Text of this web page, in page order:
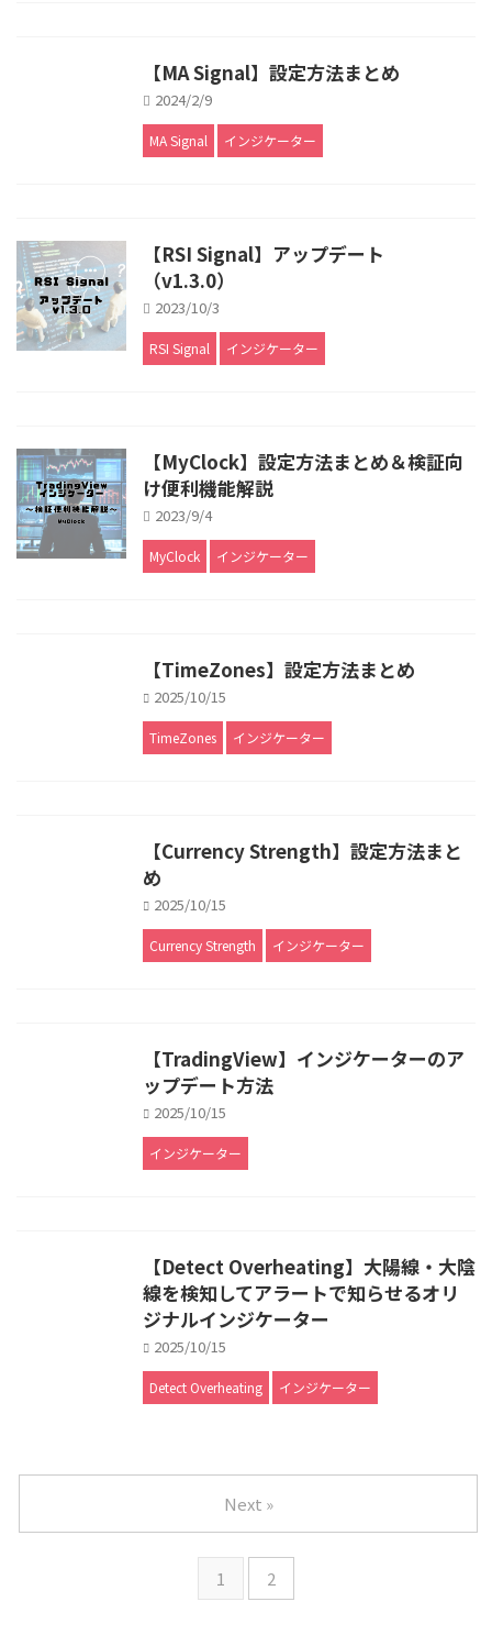
【MA Signal】設定方法まとめ
2024/2/9
MA Signal インジケーター
【RSI Signal】アップデート
（v1.3.0）
2023/10/3
RSI Signal インジケーター
【MyClock】設定方法まとめ＆検証向
け便利機能解説
2023/9/4
MyClock インジケーター
【TimeZones】設定方法まとめ
2025/10/15
TimeZones インジケーター
【Currency Strength】設定方法まと
め
2025/10/15
Currency Strength インジケーター
【TradingView】インジケーターのア
ップデート方法
2025/10/15
インジケーター
【Detect Overheating】大陽線・大陰
線を検知してアラートで知らせるオリ
ジナルインジケーター
2025/10/15
Detect Overheating インジケーター
1 2
Next »